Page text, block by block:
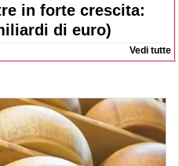
in forte crescita:
di euro)
Vedi tutte